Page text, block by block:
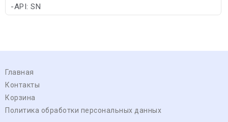
-API: SN
Главная
Контакты
Корзина
Политика обработки персональных данных